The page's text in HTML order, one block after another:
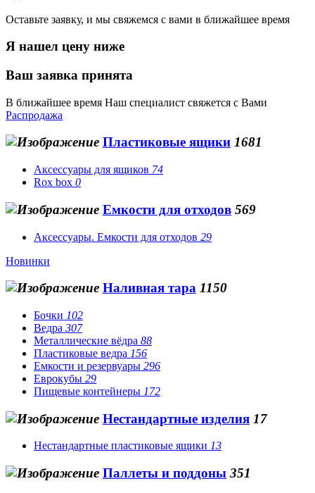
Оставьте заявку, и мы свяжемся с вами в ближайшее время
Я нашел цену ниже
Ваш заявка принята
В ближайшее время Наш специалист свяжется с Вами
Распродажа
Пластиковые ящики 1681
Аксессуары для ящиков 74
Rox box 0
Емкости для отходов 569
Аксессуары. Емкости для отходов 29
Новинки
Наливная тара 1150
Бочки 102
Ведра 307
Металлические вёдра 88
Пластиковые ведра 156
Емкости и резервуары 296
Еврокубы 29
Пищевые контейнеры 172
Нестандартные изделия 17
Нестандартные пластиковые ящики 13
Паллеты и поддоны 351